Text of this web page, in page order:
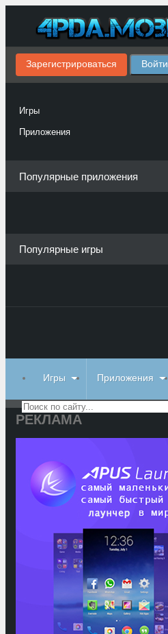
Зарегистрироваться Войти
Игры
Приложения
Популярные приложения
Популярные игры
Игры Приложения
РЕКЛАМА